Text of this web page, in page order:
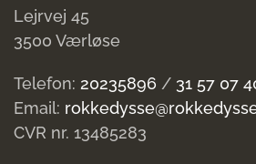
Lejrvej 45
3500 Værløse
Telefon: 20235896 / 31 57 07
Email:
CVR nr. 13485283